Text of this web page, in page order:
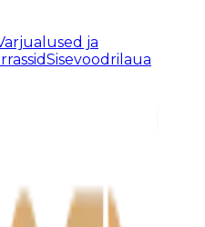
ja
Sisevoodrilaua